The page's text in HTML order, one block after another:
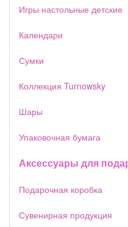
Игры настольные детские
Календари
Сумки
Коллекция Turnowsky
Шары
Упаковочная бумага
Аксессуары для
Подарочная коробка
Сувенирная продукция